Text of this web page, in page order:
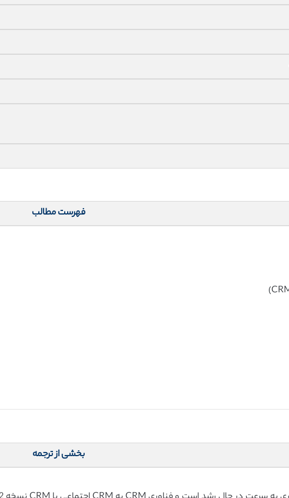
فهرست مطالب
بخشی از ترجمه